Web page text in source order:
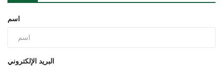
اسم
البريد الإلكتروني